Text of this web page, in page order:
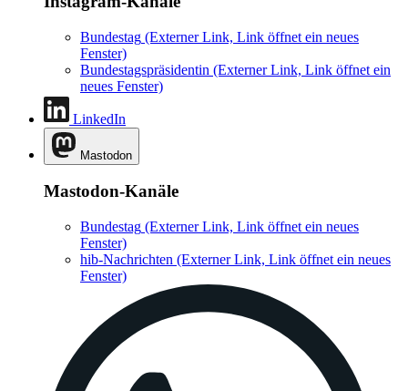
Bundestag (Externer Link, Link öffnet ein neues
Fenster)
Bundestagspräsidentin (Externer Link, Link öffnet ein
neues Fenster)
LinkedIn
Mastodon
Mastodon-Kanäle
Bundestag (Externer Link, Link öffnet ein neues
Fenster)
hib-Nachrichten (Externer Link, Link öffnet ein neues
Fenster)